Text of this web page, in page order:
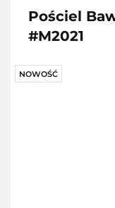
Pościel
#M2021
NOWOŚĆ